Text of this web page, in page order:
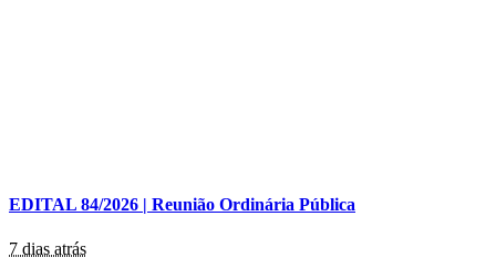
EDITAL 84/2026 | Reunião Ordinária Pública
7 dias atrás